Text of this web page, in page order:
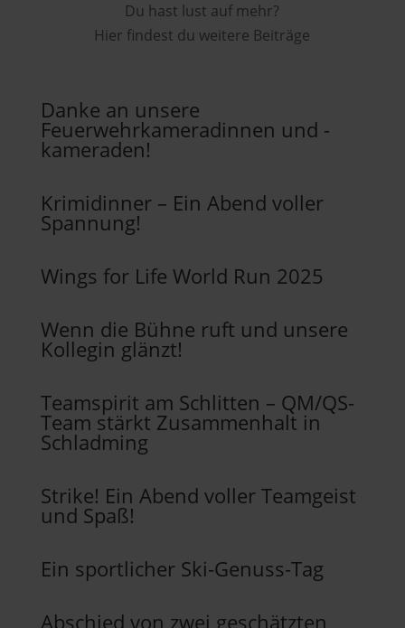
Du hast lust auf mehr?
Hier findest du weitere Beiträge
Danke an unsere
Feuerwehrkameradinnen und -
kameraden!
Krimidinner – Ein Abend voller
Spannung!
Wings for Life World Run 2025
Wenn die Bühne ruft und unsere
Kollegin glänzt!
Teamspirit am Schlitten – QM/QS-
Team stärkt Zusammenhalt in
Schladming
Strike! Ein Abend voller Teamgeist
und Spaß!
Ein sportlicher Ski-Genuss-Tag
Abschied von zwei geschätzten